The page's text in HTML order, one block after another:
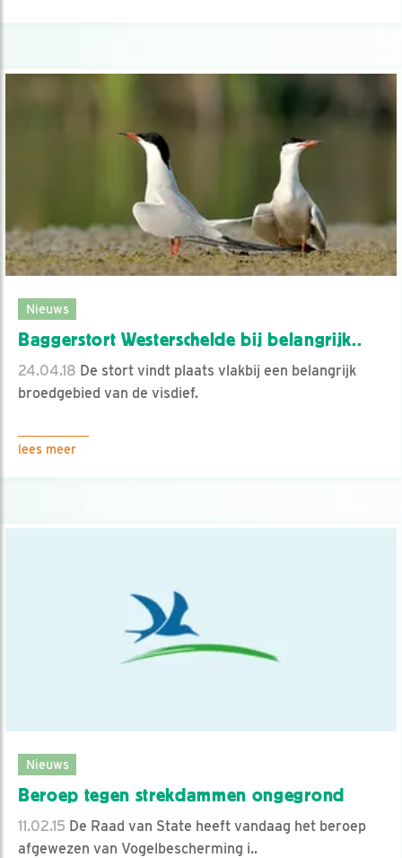
Nieuws
Baggerstort Westerschelde bij belangrijk..
24.04.18 De stort vindt plaats vlakbij een belangrijk
broedgebied van de visdief.
lees meer
Nieuws
Beroep tegen strekdammen ongegrond
11.02.15 De Raad van State heeft vandaag het beroep
afgewezen van Vogelbescherming i..